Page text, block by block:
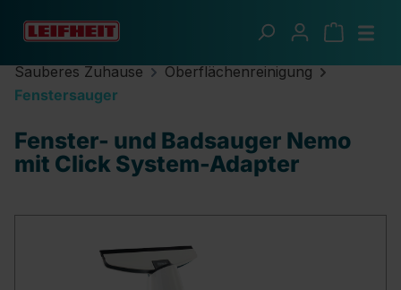
Zum Hauptinhalt springen
Sauberes Zuhause
Oberflächenreinigung
Fenstersauger
Fenster- und Badsauger Nemo
mit Click System-Adapter